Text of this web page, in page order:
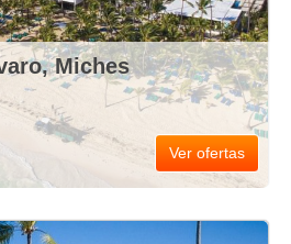
Miches
Ver ofertas